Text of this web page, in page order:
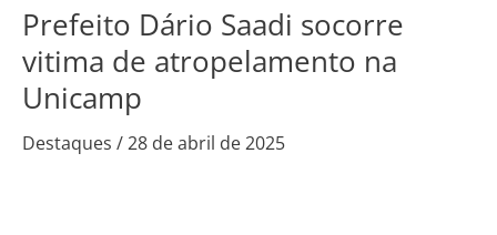
Prefeito Dário Saadi socorre
vitima de atropelamento na
Unicamp
Destaques /28 de abril de 2025
Prefeito
Dário
Saadi
socorre
vitima